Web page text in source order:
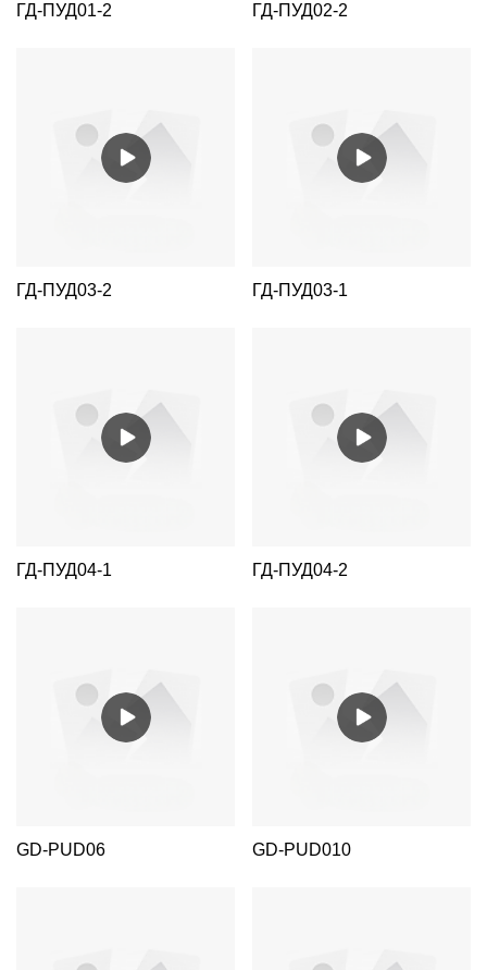
ГД-ПУД01-2 ГД-ПУД02-2
ГД-ПУД03-2 ГД-ПУД03-1
ГД-ПУД04-1 ГД-ПУД04-2
GD-PUD06 GD-PUD010